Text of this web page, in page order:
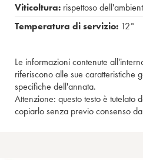
Viticoltura: rispettoso
Temperatura di servizio: 12°
Le informazioni contenute
riferiscono alle sue caratteristiche
specifiche dell'annata.
Attenzione: questo testo è tutelato
copiarlo senza previo consenso